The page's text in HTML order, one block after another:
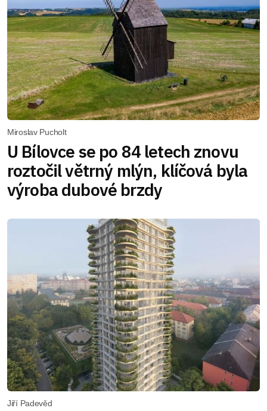
Miroslav Pucholt
U Bílovce se po 84 letech znovu
roztočil větrný mlýn, klíčová byla
výroba dubové brzdy
Jiří Padevěd